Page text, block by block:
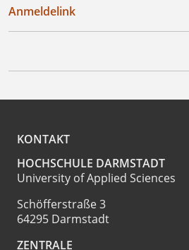
Anmeldelink
KONTAKT
HOCHSCHULE DARMSTADT
University of Applied Sciences
Schöfferstraße 3
64295 Darmstadt
ZENTRALE